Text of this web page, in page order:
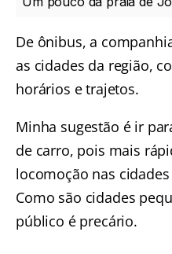
De ônibus, a
as cidades da região,
horários e trajetos.
Minha sugestão é ir
de carro, pois mais
locomoção nas
Como são cidades
público é precário.